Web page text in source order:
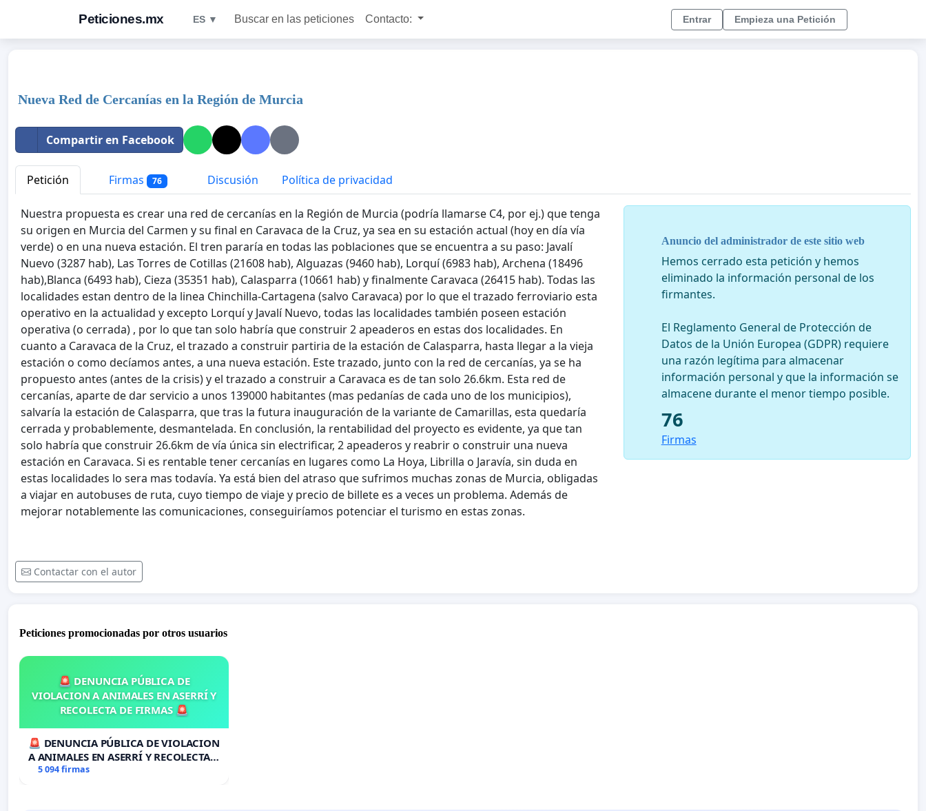
Peticiones.mx ES ▼ Buscar en las peticiones Contacto: Entrar Empieza una Petición
Nueva Red de Cercanías en la Región de Murcia
Compartir en Facebook
Petición Firmas 76 Discusión Política de privacidad
Nuestra propuesta es crear una red de cercanías en la Región de Murcia (podría llamarse C4, por ej.) que tenga
su origen en Murcia del Carmen y su final en Caravaca de la Cruz, ya sea en su estación actual (hoy en día vía
verde) o en una nueva estación. El tren pararía en todas las poblaciones que se encuentra a su paso: Javalí
Nuevo (3287 hab), Las Torres de Cotillas (21608 hab), Alguazas (9460 hab), Lorquí (6983 hab), Archena (18496
hab),Blanca (6493 hab), Cieza (35351 hab), Calasparra (10661 hab) y finalmente Caravaca (26415 hab). Todas las
localidades estan dentro de la linea Chinchilla-Cartagena (salvo Caravaca) por lo que el trazado ferroviario esta
operativo en la actualidad y excepto Lorquí y Javalí Nuevo, todas las localidades también poseen estación
operativa (o cerrada) , por lo que tan solo habría que construir 2 apeaderos en estas dos localidades. En
cuanto a Caravaca de la Cruz, el trazado a construir partiria de la estación de Calasparra, hasta llegar a la vieja
estación o como decíamos antes, a una nueva estación. Este trazado, junto con la red de cercanías, ya se ha
propuesto antes (antes de la crisis) y el trazado a construir a Caravaca es de tan solo 26.6km. Esta red de
cercanías, aparte de dar servicio a unos 139000 habitantes (mas pedanías de cada uno de los municipios),
salvaría la estación de Calasparra, que tras la futura inauguración de la variante de Camarillas, esta quedaría
cerrada y probablemente, desmantelada. En conclusión, la rentabilidad del proyecto es evidente, ya que tan
solo habría que construir 26.6km de vía única sin electrificar, 2 apeaderos y reabrir o construir una nueva
estación en Caravaca. Si es rentable tener cercanías en lugares como La Hoya, Librilla o Jaravía, sin duda en
estas localidades lo sera mas todavía. Ya está bien del atraso que sufrimos muchas zonas de Murcia, obligadas
a viajar en autobuses de ruta, cuyo tiempo de viaje y precio de billete es a veces un problema. Además de
mejorar notablemente las comunicaciones, conseguiríamos potenciar el turismo en estas zonas.
Contactar con el autor
Anuncio del administrador de este sitio web
Hemos cerrado esta petición y hemos
eliminado la información personal de los
firmantes.
El Reglamento General de Protección de
Datos de la Unión Europea (GDPR) requiere
una razón legítima para almacenar
información personal y que la información se
almacene durante el menor tiempo posible.
76
Firmas
Peticiones promocionadas por otros usuarios
🚨 DENUNCIA PÚBLICA DE
VIOLACION A ANIMALES EN ASERRÍ Y
RECOLECTA DE FIRMAS 🚨
🚨 DENUNCIA PÚBLICA DE VIOLACION
A ANIMALES EN ASERRÍ Y RECOLECTA
DE FIRMAS 🚨
5 094 firmas